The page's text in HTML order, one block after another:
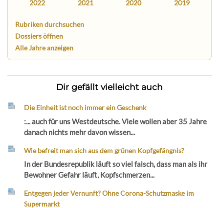
2022 2021 2020 2019
Rubriken durchsuchen
Dossiers öffnen
Alle Jahre anzeigen
Dir gefällt vielleicht auch
Die Einheit ist noch immer ein Geschenk
:... auch für uns Westdeutsche. Viele wollen aber 35 Jahre
danach nichts mehr davon wissen...
Wie befreit man sich aus dem grünen Kopfgefängnis?
In der Bundesrepublik läuft so viel falsch, dass man als ihr
Bewohner Gefahr läuft, Kopfschmerzen...
Entgegen jeder Vernunft? Ohne Corona-Schutzmaske im
Supermarkt